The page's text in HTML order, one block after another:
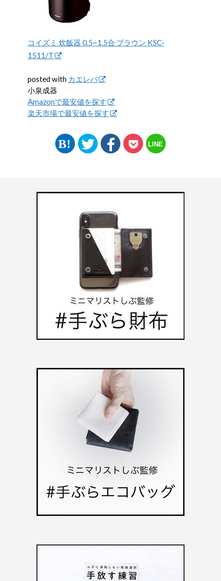
コイズミ 炊飯器 0.5~1.5合 ブラウン KSC-
1511/T
posted with カエレバ
小泉成器
Amazonで最安値を探す
楽天市場で最安値を探す